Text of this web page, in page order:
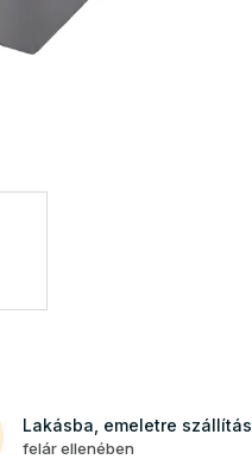
Lakásba, emeletre szállítás
felár ellenében